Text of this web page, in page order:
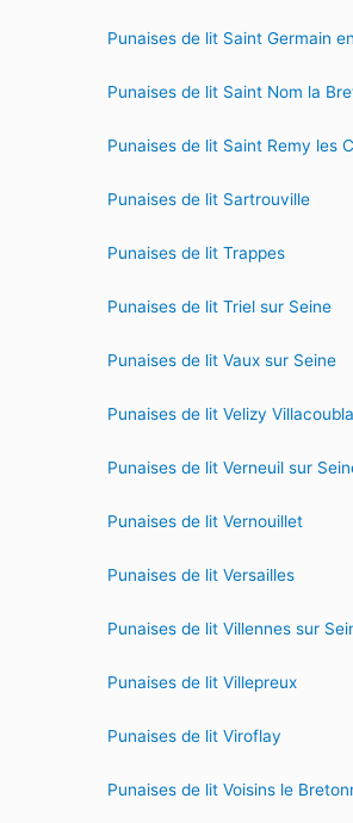
Punaises de lit Saint Germain
Punaises de lit Saint Nom la
Punaises de lit Saint Remy les
Punaises de lit Sartrouville
Punaises de lit Trappes
Punaises de lit Triel sur Seine
Punaises de lit Vaux sur Seine
Punaises de lit Velizy
Punaises de lit Verneuil sur
Punaises de lit Vernouillet
Punaises de lit Versailles
Punaises de lit Villennes sur
Punaises de lit Villepreux
Punaises de lit Viroflay
Punaises de lit Voisins le